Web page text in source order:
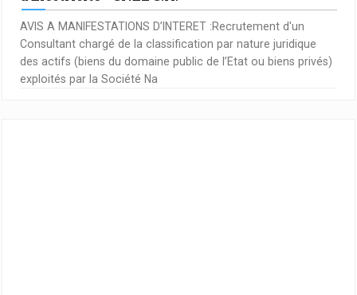
AVIS A MANIFESTATIONS D’INTERET :Recrutement d'un
Consultant chargé de la classification par nature juridique
des actifs (biens du domaine public de l’Etat ou biens privés)
exploités par la Société Na